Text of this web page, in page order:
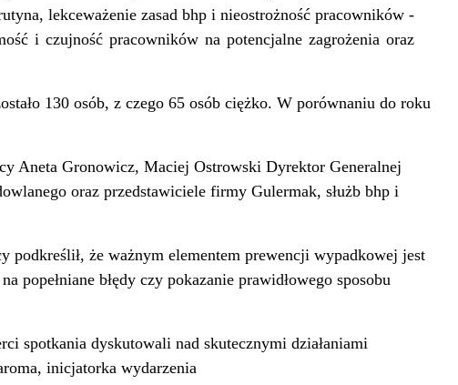
lekceważenie zasad bhp i nieostrożność pracowników -
i czujność pracowników na potencjalne zagrożenia oraz
130 osób, z czego 65 osób ciężko. W porównaniu do roku
Aneta Gronowicz, Maciej Ostrowski Dyrektor Generalnej
oraz przedstawiciele firmy Gulermak, służb bhp i
podkreślił, że ważnym elementem prewencji wypadkowej jest
błędy czy pokazanie prawidłowego sposobu
spotkania dyskutowali nad skutecznymi działaniami
inicjatorka wydarzenia